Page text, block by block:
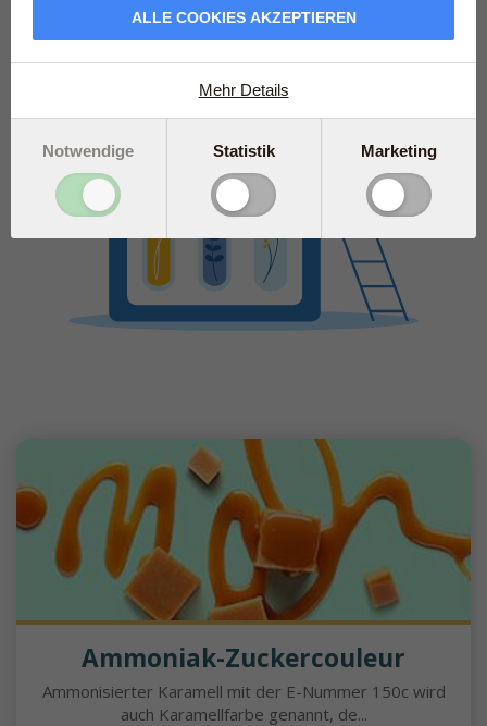
Ammoniak-Zuckercouleur
Ammonisierter Karamell mit der E-Nummer 150c wird
auch Karamellfarbe genannt, de...
ALLE COOKIES AKZEPTIEREN
Mehr Details
Notwendige Statistik Marketing